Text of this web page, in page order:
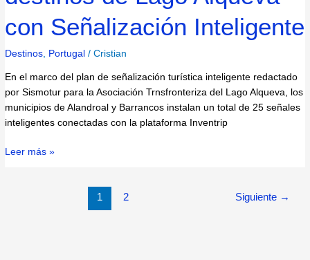
con Señalización Inteligente
Destinos, Portugal /Cristian
En el marco del plan de señalización turística inteligente redactado
por Sismotur para la Asociación Trnsfronteriza del Lago Alqueva, los
municipios de Alandroal y Barrancos instalan un total de 25 señales
inteligentes conectadas con la plataforma Inventrip
Leer más »
1 2 Siguiente →